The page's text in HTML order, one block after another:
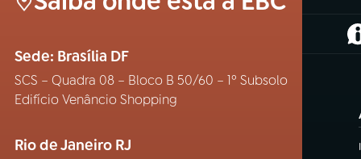
Sede: Brasília DF
SCS – Quadra 08 – Bloco B 50/60 – 1º Subsolo
Edifício Venâncio Shopping
Rio de Janeiro RJ